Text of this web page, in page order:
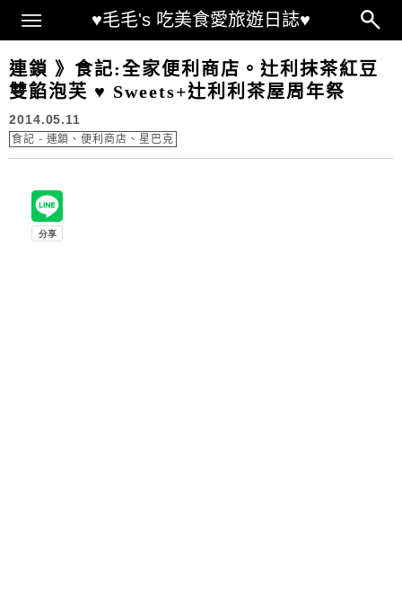
♥毛毛's 吃美食愛旅遊日誌♥
Main Menu
連鎖 》食記:全家便利商店。辻利抹茶紅豆
雙餡泡芙 ♥ Sweets+辻利利茶屋周年祭
2014.05.11
食記 - 連鎖、便利商店、星巴克